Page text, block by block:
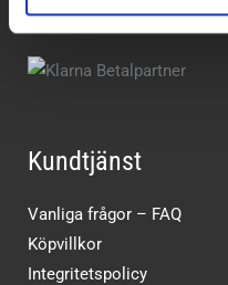
Betalpartner
Kundtjänst
Vanliga frågor – FAQ
Köpvillkor
Integritetspolicy